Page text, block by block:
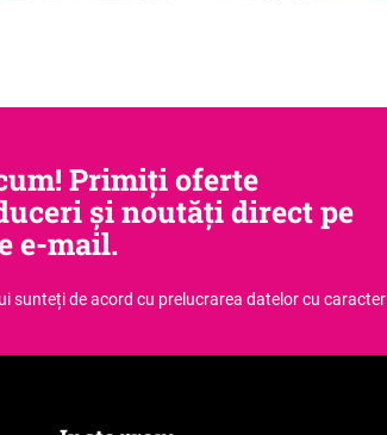
Primiți oferte
și noutăți direct pe
e-mail.
sunteți de acord cu prelucrarea datelor cu caracter